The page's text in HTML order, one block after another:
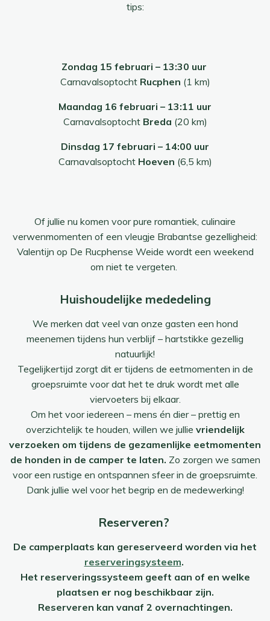
tips:
Zondag 15 februari – 13:30 uur
Carnavalsoptocht Rucphen (1 km)
Maandag 16 februari – 13:11 uur
Carnavalsoptocht Breda (20 km)
Dinsdag 17 februari – 14:00 uur
Carnavalsoptocht Hoeven (6,5 km)
Of jullie nu komen voor pure romantiek, culinaire
verwenmomenten of een vleugje Brabantse gezelligheid:
Valentijn op De Rucphense Weide wordt een weekend
om niet te vergeten.
Huishoudelijke mededeling
We merken dat veel van onze gasten een hond
meenemen tijdens hun verblijf – hartstikke gezellig
natuurlijk!
Tegelijkertijd zorgt dit er tijdens de eetmomenten in de
groepsruimte voor dat het te druk wordt met alle
viervoeters bij elkaar.
Om het voor iedereen – mens én dier – prettig en
overzichtelijk te houden, willen we jullie vriendelijk
verzoeken om tijdens de gezamenlijke eetmomenten
de honden in de camper te laten. Zo zorgen we samen
voor een rustige en ontspannen sfeer in de groepsruimte.
Dank jullie wel voor het begrip en de medewerking!
Reserveren?
De camperplaats kan gereserveerd worden via het
reserveringsysteem.
Het reserveringssysteem geeft aan of en welke
plaatsen er nog beschikbaar zijn.
Reserveren kan vanaf 2 overnachtingen.